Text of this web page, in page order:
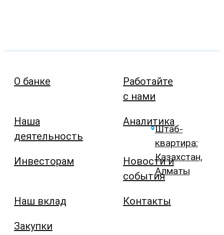
О банке
Наша
деятельность
Инвесторам
Наш вклад
Закупки
Работайте
с нами
Аналитика
Новости и
события
Контакты
Штаб-
квартира:
Казахстан,
Алматы